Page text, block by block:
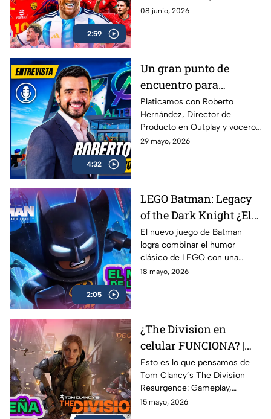
2:59
Review
juego de Konami que busca
08 junio, 2026
4:32
Un gran punto de
encuentro para
conectar con más
gamers | Entrevista con
Roberto Hernández
Platicamos con Roberto
Hernández, Director de
Producto en Outplay y vocero
de Alternia, sobre el
cómo Alternia busca redefinir
el entretenimiento para las
nuevas generaciones
29 mayo, 2026
2:05
LEGO Batman: Legacy
of the Dark Knight ¿El
mejor de la franqucia? |
AZE REVIEW
El nuevo juego de Batman
logra combinar el humor
clásico de LEGO con una
aventura llena de acción,
18 mayo, 2026
¿The Division en
celular FUNCIONA? |
Probamos Tom
Clancy's The Division
Resurgence AZE
Review
Esto es lo que pensamos de
Tom Clancy’s The Division
Resurgence: Gameplay,
gráficos, combate, mundo
15 mayo, 2026